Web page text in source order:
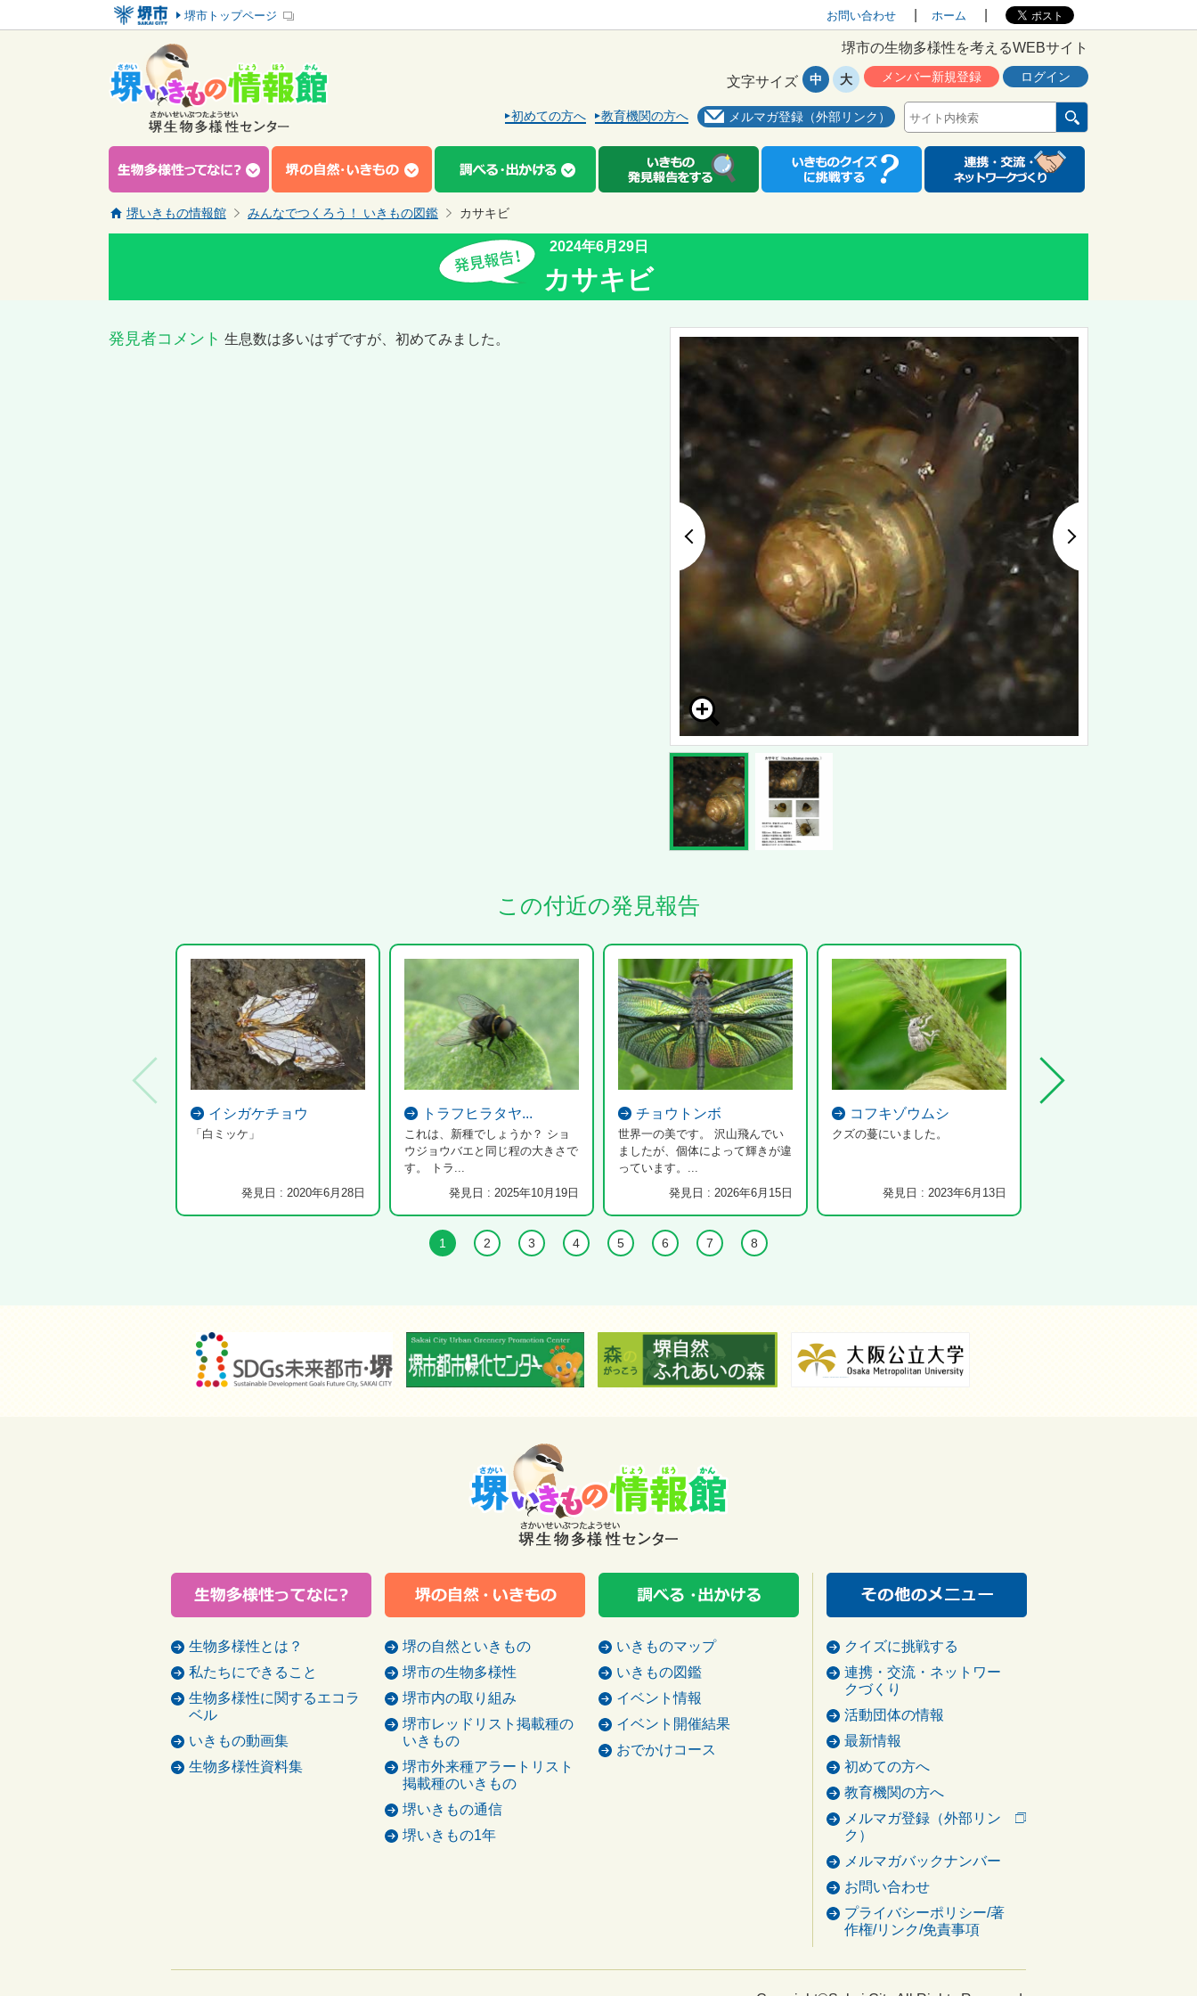
堺市トップページ お問い合わせ ホーム
堺市の生物多様性を考えるWEBサイト
初めての方へ 教育機関の方へ メルマガ登録（外部リンク）
メンバー新規登録 ログイン
文字サイズ 中 大
堺いきもの情報館 みんなでつくろう！ いきもの図鑑 カサキビ
2024年6月29日
カサキビ
発見者コメント 生息数は多いはずですが、初めてみました。
この付近の発見報告
イシガケチョウ
「白ミッケ」
発見日 : 2020年6月28日
トラフヒラタヤ...
これは、新種でしょうか？ ショ
ウジョウバエと同じ程の大きさで
す。 トラ...
発見日 : 2025年10月19日
チョウトンボ
世界一の美です。 沢山飛んでい
ましたが、個体によって輝きが違
っています。...
発見日 : 2026年6月15日
コフキゾウムシ
クズの蔓にいました。
発見日 : 2023年6月13日
1 2 3 4 5 6 7 8
生物多様性とは？
私たちにできること
生物多様性に関するエコラ
ベル
いきもの動画集
生物多様性資料集
堺の自然といきもの
堺市の生物多様性
堺市内の取り組み
堺市レッドリスト掲載種の
いきもの
堺市外来種アラートリスト
掲載種のいきもの
堺いきもの通信
堺いきもの1年
いきものマップ
いきもの図鑑
イベント情報
イベント開催結果
おでかけコース
クイズに挑戦する
連携・交流・ネットワー
クづくり
活動団体の情報
最新情報
初めての方へ
教育機関の方へ
メルマガ登録（外部リン
ク）
メルマガバックナンバー
お問い合わせ
プライバシーポリシー/著
作権/リンク/免責事項